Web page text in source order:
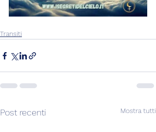
Transiti
Post recenti Mostra tutti